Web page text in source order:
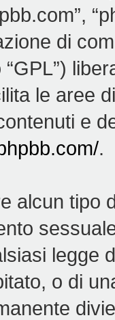
di
“GPL”)
le aree
e
.
alcun tipo
legge
o di